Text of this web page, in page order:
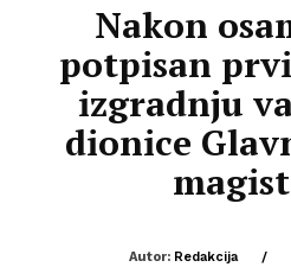
Nakon
potpisan
izgradnju
dionice
Autor: Redakcija /